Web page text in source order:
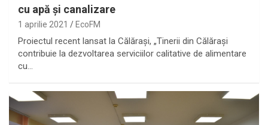
cu apă și canalizare
1 aprilie 2021 EcoFM
Proiectul recent lansat la Călărași, „Tinerii din Călărași
contribuie la dezvoltarea serviciilor calitative de alimentare
cu…